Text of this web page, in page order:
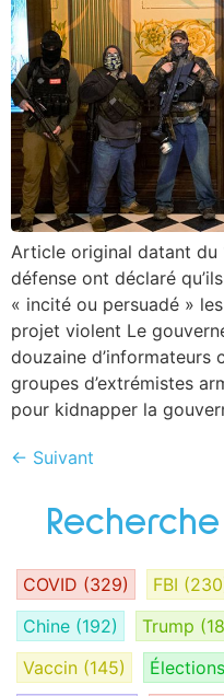
Article original datant du
défense ont déclaré
« incité ou persuadé »
projet violent Le
douzaine
groupes d’extrémistes
pour kidnapper la
← Suivant
COVID (329) FBI
Chine (192) Trump
Vaccin (145) Élections